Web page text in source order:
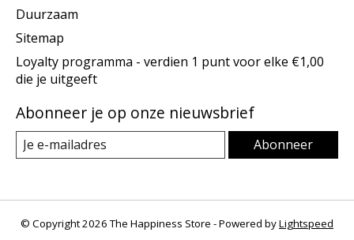
Duurzaam
Sitemap
Loyalty programma - verdien 1 punt voor elke €1,00
die je uitgeeft
Abonneer je op onze nieuwsbrief
Abonneer
© Copyright 2026 The Happiness Store - Powered byLightspeed